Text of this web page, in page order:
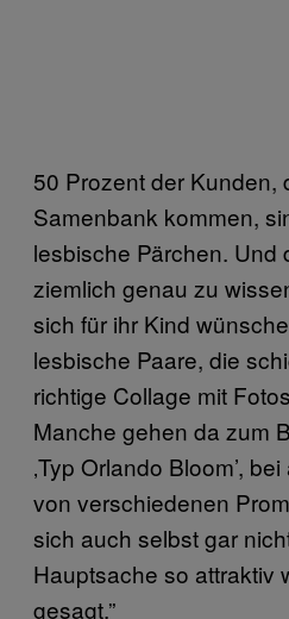
50 Prozent der Kunden,
Samenbank kommen,
lesbische Pärchen. Und
ziemlich genau zu
sich für ihr Kind
lesbische Paare, die
richtige Collage mit
Manche gehen da zum
‚Typ Orlando Bloom’,
von verschiedenen
sich auch selbst gar
Hauptsache so attraktiv
gesagt.”